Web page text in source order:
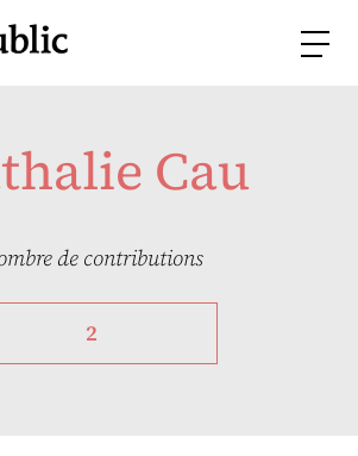
Cau
de contributions
2